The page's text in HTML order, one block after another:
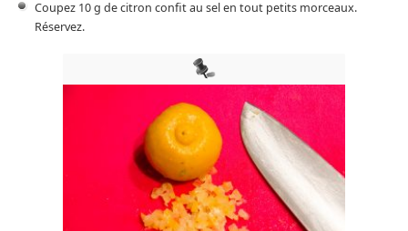
Coupez 10 g de citron confit au sel en tout petits morceaux.
Réservez.